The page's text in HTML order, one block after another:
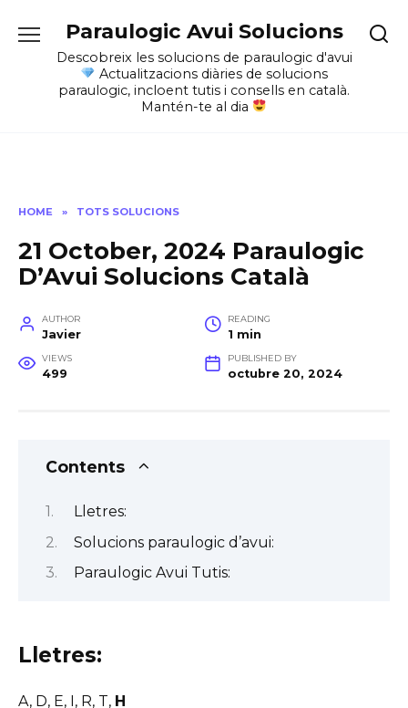
content
Paraulogic Avui Solucions
Descobreix les solucions de paraulogic d'avui
Actualitzacions diàries de solucions
paraulogic, incloent tutis i consells en català.
Mantén-te al dia
HOME » TOTS SOLUCIONS
21 October, 2024 Paraulogic
D’Avui Solucions Català
AUTHOR
Javier
READING
1 min
VIEWS
499
PUBLISHED BY
octubre 20, 2024
Contents
Lletres:
Solucions paraulogic d’avui:
Paraulogic Avui Tutis:
Lletres:
A, D, E, I, R, T, H